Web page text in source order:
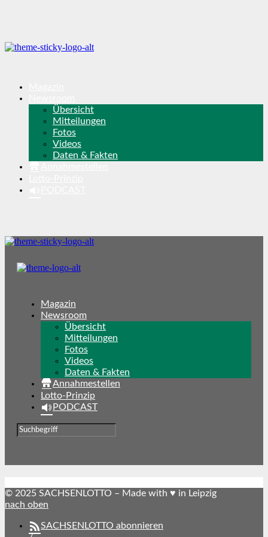
Übersicht
Mitteilungen
Fotos
Videos
Daten & Fakten
Magazin
Newsroom
Übersicht
Mitteilungen
Fotos
Videos
Daten & Fakten
Annahmestellen
Lotto-Prinzip
PODCAST
© 2025 SACHSENLOTTO – Made with ♥ in Leipzig
nach oben
SACHSENLOTTO abonnieren